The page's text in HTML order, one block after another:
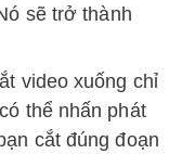
sẽ trở thành
video xuống chỉ
thể nhấn phát
cắt đúng đoạn